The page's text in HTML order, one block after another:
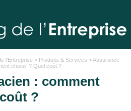
l'Entreprise> Produits & Services >Assurance
choisir ? Quel coût ?
: comment
?